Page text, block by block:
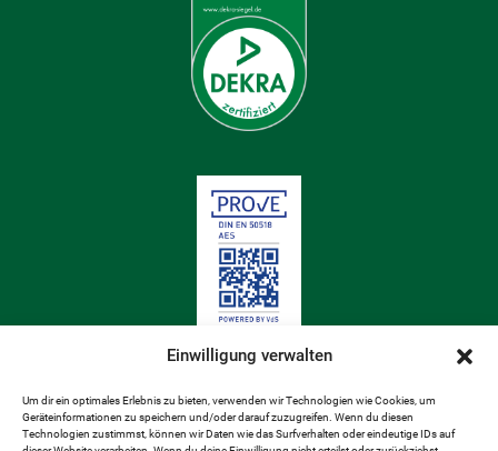
Einwilligung verwalten
Um dir ein optimales Erlebnis zu bieten, verwenden wir Technologien wie Cookies, um
Geräteinformationen zu speichern und/oder darauf zuzugreifen. Wenn du diesen
Technologien zustimmst, können wir Daten wie das Surfverhalten oder eindeutige IDs auf